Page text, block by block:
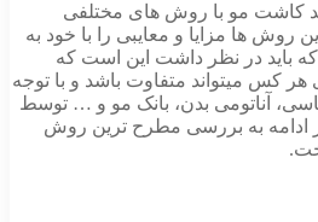
کاشت مو با روش های مختلفی
روش ها مزایا و معایبی را با خود به
باید در نظر داشت این است که
هر کس میتواند متفاوت باشد و با توجه
آناتومی بدن، بانک مو و … توسط
به بررسی مطرح ترین روش